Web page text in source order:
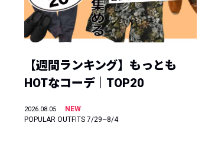
【週間ランキング】もっとも
HOTなコーデ｜TOP20
2026.08.05
NEW
POPULAR OUTFITS 7/29~8/4